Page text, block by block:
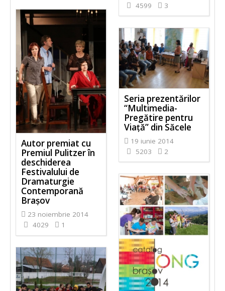
4599
3
Autor premiat cu
Premiul Pulitzer în
deschiderea
Festivalului de
Dramaturgie
Contemporană
Braşov
23 noiembrie 2014
4029
1
Seria prezentărilor
“Multimedia-
Pregătire pentru
Viață” din Săcele
19 iunie 2014
5203
2